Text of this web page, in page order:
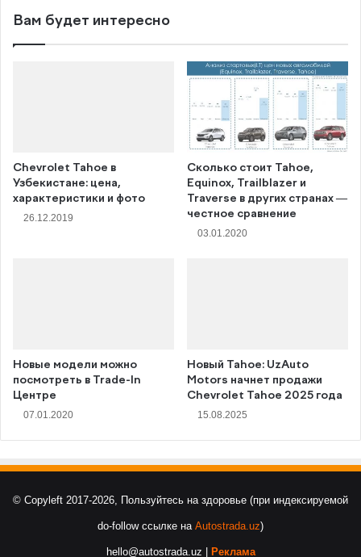
Вам будет интересно
Chevrolet Tahoe в
Узбекистане: цена,
характеристики и фото
26.12.2019
Сколько стоит Tahoe,
Equinox, Trailblazer и
Traverse в других странах —
честное сравнение
03.01.2020
Новые модели можно
посмотреть в Trade-In
Центре
07.01.2020
Новый Tahoe: UzAuto
Motors начнет продажи
Chevrolet Tahoe 2025 года
15.08.2025
© Copyleft 2017-2026, Пользуйтесь на здоровье (при индексируемой
do-follow ссылке на Autostrada.uz)
hello@autostrada.uz | Реклама